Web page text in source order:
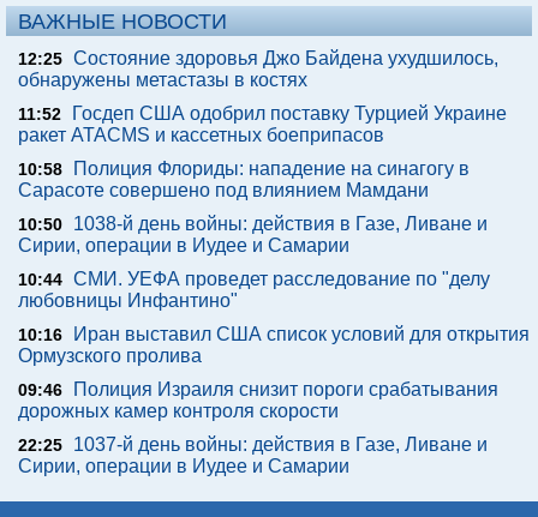
ВАЖНЫЕ НОВОСТИ
12:25 Состояние здоровья Джо Байдена ухудшилось,
обнаружены метастазы в костях
11:52
Госдеп США одобрил поставку Турцией Украине
ракет ATACMS и кассетных боеприпасов
10:58
Полиция Флориды: нападение на синагогу в
Сарасоте совершено под влиянием Мамдани
10:50
1038-й день войны: действия в Газе, Ливане и
Сирии, операции в Иудее и Самарии
10:44 СМИ. УЕФА проведет расследование по "делу
любовницы Инфантино"
10:16
Иран выставил США список условий для открытия
Ормузского пролива
09:46
Полиция Израиля снизит пороги срабатывания
дорожных камер контроля скорости
22:25
1037-й день войны: действия в Газе, Ливане и
Сирии, операции в Иудее и Самарии